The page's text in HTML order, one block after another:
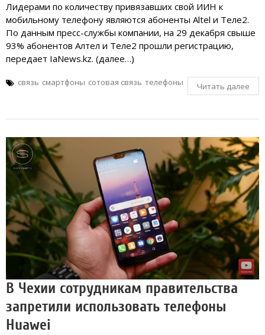
Лидерами по количеству привязавших свой ИИН к
мобильному телефону являются абоненты Altel и Теле2.
По данным пресс-службы компании, на 29 декабря свыше
93% абонентов Алтел и Теле2 прошли регистрацию,
передает IaNews.kz. (далее…)
связь смартфоны сотовая связь телефоны Читать далее
В Чехии сотрудникам правительства
запретили использовать телефоны
Huawei